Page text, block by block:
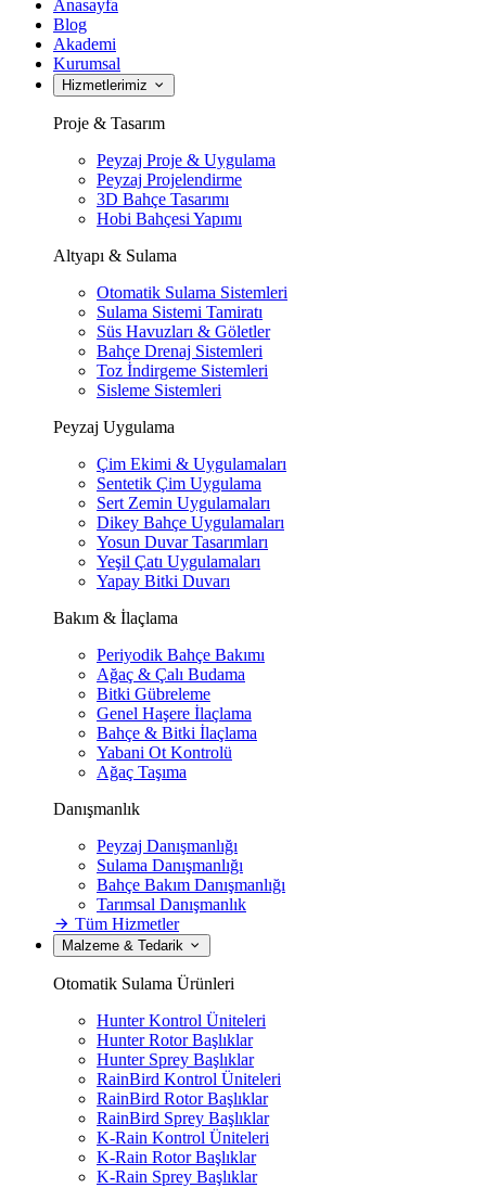
Anasayfa
Blog
Akademi
Kurumsal
Hizmetlerimiz
Proje & Tasarım
Peyzaj Proje & Uygulama
Peyzaj Projelendirme
3D Bahçe Tasarımı
Hobi Bahçesi Yapımı
Altyapı & Sulama
Otomatik Sulama Sistemleri
Sulama Sistemi Tamiratı
Süs Havuzları & Göletler
Bahçe Drenaj Sistemleri
Toz İndirgeme Sistemleri
Sisleme Sistemleri
Peyzaj Uygulama
Çim Ekimi & Uygulamaları
Sentetik Çim Uygulama
Sert Zemin Uygulamaları
Dikey Bahçe Uygulamaları
Yosun Duvar Tasarımları
Yeşil Çatı Uygulamaları
Yapay Bitki Duvarı
Bakım & İlaçlama
Periyodik Bahçe Bakımı
Ağaç & Çalı Budama
Bitki Gübreleme
Genel Haşere İlaçlama
Bahçe & Bitki İlaçlama
Yabani Ot Kontrolü
Ağaç Taşıma
Danışmanlık
Peyzaj Danışmanlığı
Sulama Danışmanlığı
Bahçe Bakım Danışmanlığı
Tarımsal Danışmanlık
Tüm Hizmetler
Malzeme & Tedarik
Otomatik Sulama Ürünleri
Hunter Kontrol Üniteleri
Hunter Rotor Başlıklar
Hunter Sprey Başlıklar
RainBird Kontrol Üniteleri
RainBird Rotor Başlıklar
RainBird Sprey Başlıklar
K-Rain Kontrol Üniteleri
K-Rain Rotor Başlıklar
K-Rain Sprey Başlıklar